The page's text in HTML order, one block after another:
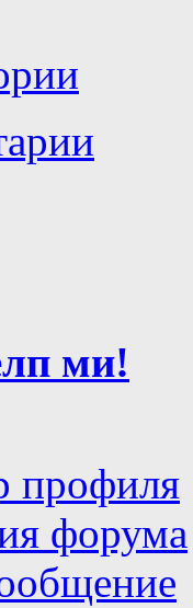
ми!
профиля
форума